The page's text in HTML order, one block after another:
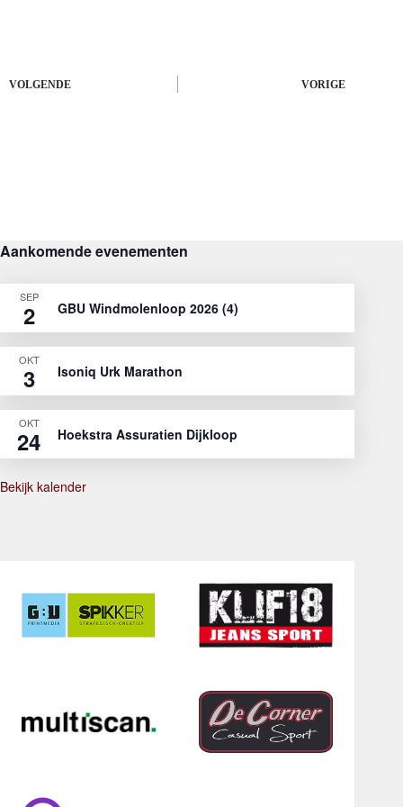
VORIGE
VOLGENDE
Aankomende evenementen
SEP
2 GBU Windmolenloop 2026 (4)
OKT
3 Isoniq Urk Marathon
OKT
24 Hoekstra Assuratien Dijkloop
Bekijk kalender